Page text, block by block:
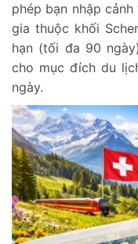
phép bạn nhập
gia thuộc khối
hạn (tối đa 90
cho mục đích du
ngày.